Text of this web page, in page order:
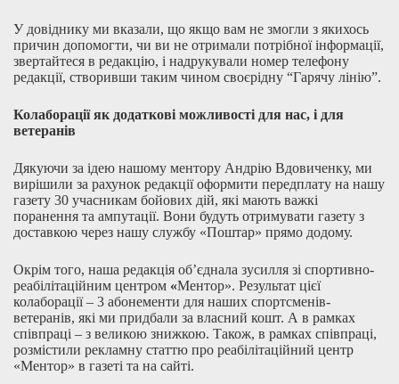
У довіднику ми вказали, що якщо вам не змогли з якихось
причин допомогти, чи ви не отримали потрібної інформації,
звертайтеся в редакцію, і надрукували номер телефону
редакції, створивши таким чином своєрідну “Гарячу лінію”.
Колаборації як додаткові можливості для нас, і для
ветеранів
Дякуючи за ідею нашому ментору Андрію Вдовиченку, ми
вирішили за рахунок редакції оформити передплату на нашу
газету 30 учасникам бойових дій, які мають важкі
поранення та ампутації. Вони будуть отримувати газету з
доставкою через нашу службу «Поштар» прямо додому.
Окрім того, наша редакція об’єднала зусилля зі спортивно-
реабілітаційним центром «Ментор». Результат цієї
колаборації – 3 абонементи для наших спортсменів-
ветеранів, які ми придбали за власний кошт. А в рамках
співпраці – з великою знижкою. Також, в рамках співпраці,
розмістили рекламну статтю про реабілітаційний центр
«Ментор» в газеті та на сайті.